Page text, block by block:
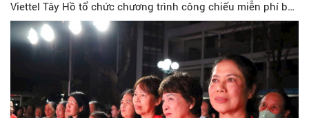
Viettel Tây Hồ tổ chức chương trình công chiếu miễn phí bộ
phim điện ảnh “Mưa đỏ”. Chương trình thu hút sự tham gia
của đông đảo cán bộ, đảng viên, cựu chiến binh và nhân
dân trên địa bàn phường và khu vực lân cận, du khách.